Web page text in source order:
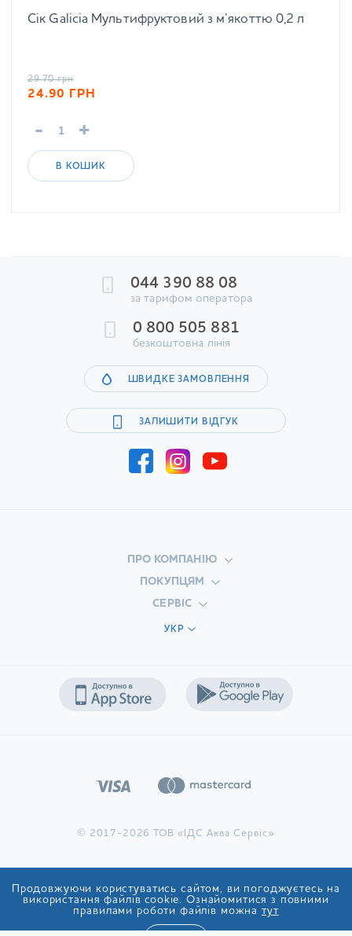
Сік Galicia Мультифруктовий з м’якоттю 0,2 л
29.70 грн
24.90 ГРН
- +
В КОШИК
044 390 88 08
за тарифом оператора
0 800 505 881
безкоштовна лінія
ШВИДКЕ ЗАМОВЛЕННЯ
ЗАЛИШИТИ ВІДГУК
ПРО КОМПАНІЮ
ПОКУПЦЯМ
СЕРВІС
УКР
© 2017-2026 ТОВ «ІДС Аква Сервіс»
Продовжуючи користуватись сайтом, ви погоджуєтесь на
використання файлів cookie. Ознайомитися з повними
правилами роботи файлів можна тут